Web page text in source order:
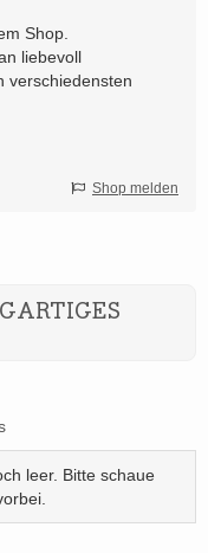
Shop.
liebevoll
verschiedensten
Shop melden
leer. Bitte schaue